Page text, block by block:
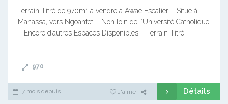
Terrain Titré de 970m² à vendre à Awae Escalier – Situé à
Manassa, vers Ngoantet – Non loin de l’Université Catholique
– Encore d’autres Espaces Disponibles – Terrain Titré –…
970
7 mois depuis J'aime Détails